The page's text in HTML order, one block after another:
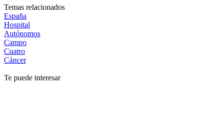
Temas relacionados
España
Hospital
Autónomos
Campo
Cuatro
Cáncer
Te puede interesar